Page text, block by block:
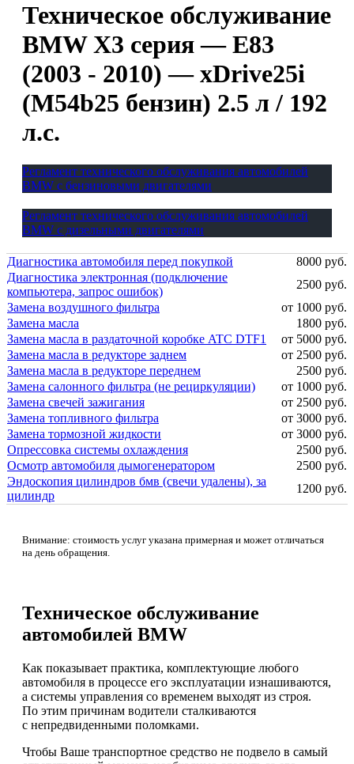
Техническое обслуживание
BMW X3 серия — E83
(2003 - 2010) — xDrive25i
(M54b25 бензин) 2.5 л / 192
л.с.
Регламент технического обслуживания автомобилей
BMW с бензиновыми двигателями
Регламент технического обслуживания автомобилей
BMW с дизельными двигателями
Диагностика автомобиля перед покупкой
8000 руб.
Диагностика электронная (подключение
компьютера, запрос ошибок)
2500 руб.
Замена воздушного фильтра
от 1000 руб.
Замена масла
1800 руб.
Замена масла в раздаточной коробке ATC DTF1
от 5000 руб.
Замена масла в редукторе заднем
от 2500 руб.
Замена масла в редукторе переднем
2500 руб.
Замена салонного фильтра (не рециркуляции)
от 1000 руб.
Замена свечей зажигания
от 2500 руб.
Замена топливного фильтра
от 3000 руб.
Замена тормозной жидкости
от 3000 руб.
Опрессовка системы охлаждения
2500 руб.
Осмотр автомобиля дымогенератором
2500 руб.
Эндоскопия цилиндров бмв (свечи удалены), за
цилиндр
1200 руб.
Внимание: стоимость услуг указана примерная и может отличаться
на день обращения.
Техническое обслуживание
автомобилей BMW
Как показывает практика, комплектующие любого
автомобиля в процессе его эксплуатации изнашиваются,
а системы управления со временем выходят из строя.
По этим причинам водители сталкиваются
с непредвиденными поломками.
Чтобы Ваше транспортное средство не подвело в самый